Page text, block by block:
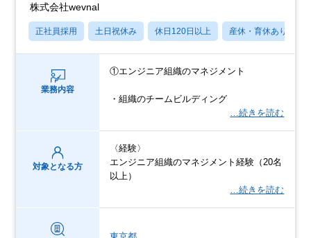
株式会社wevnal
正社員採用 土日祝休み 休日120日以上 産休・育休あり
業務内容
①エンジニア組織のマネジメント
・組織のチームビルディング
…続きを読む
対象となる方
〈経験〉
エンジニア組織のマネジメント経験（20名
以上）
…続きを読む